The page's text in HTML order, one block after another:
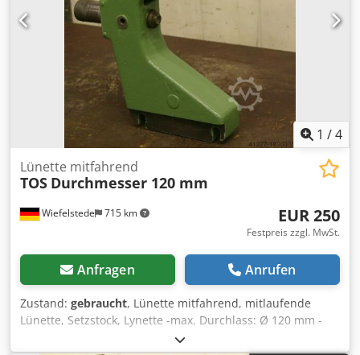
1 /4
Wiefelstede 715 km
Lünette mitfahrend
TOS Durchmesser 120 mm
EUR 250
Festpreis zzgl. MwSt.
Anfragen Anrufen
Zustand: gebraucht, Lünette mitfahrend, mitlaufende
Lünette, Setzstock, Lynette -max. Durchlass: Ø 120 mm -
Auflage: Grauguss -Lochabstand Aufnahme: 135 mm -